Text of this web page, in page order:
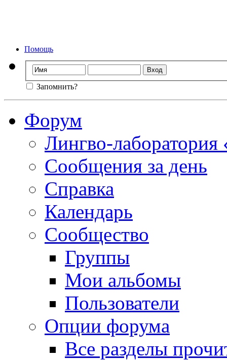
Помощь
Запомнить?
Форум
Лингво-
Сообщения за день
Справка
Календарь
Сообщество
Группы
Мои альбомы
Пользователи
Опции форума
Все разделы